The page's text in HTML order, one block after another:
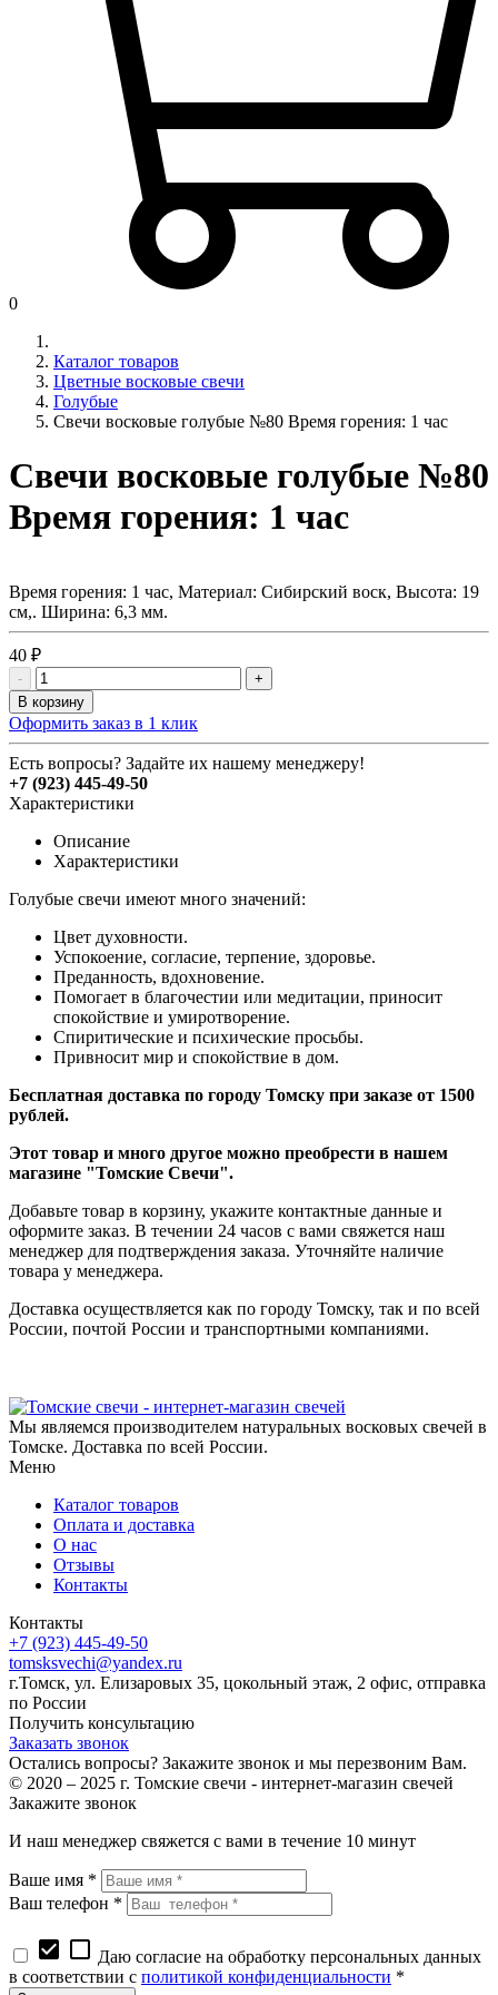
0
Каталог товаров
Цветные восковые свечи
Голубые
Свечи восковые голубые №80 Время горения: 1 час
Свечи восковые голубые №80
Время горения: 1 час
Время горения: 1 час, Материал: Сибирский воск, Высота: 19
см,. Ширина: 6,3 мм.
40 ₽
-
+
В корзину
Оформить заказ в 1 клик
Есть вопросы? Задайте их нашему менеджеру!
+7 (923) 445-49-50
Характеристики
Описание
Характеристики
Голубые свечи имеют много значений:
Цвет духовности.
Успокоение, согласие, терпение, здоровье.
Преданность, вдохновение.
Помогает в благочестии или медитации, приносит
спокойствие и умиротворение.
Спиритические и психические просьбы.
Привносит мир и спокойствие в дом.
Бесплатная доставка по городу Томску при заказе от 1500
рублей.
Этот товар и много другое можно преобрести в нашем
магазине "Томские Свечи".
Добавьте товар в корзину, укажите контактные данные и
оформите заказ. В течении 24 часов с вами свяжется наш
менеджер для подтверждения заказа. Уточняйте наличие
товара у менеджера.
Доставка осуществляется как по городу Томску, так и по всей
России, почтой России и транспортными компаниями.
Мы являемся производителем натуральных восковых свечей в
Томске. Доставка по всей России.
Меню
Каталог товаров
Оплата и доставка
О нас
Отзывы
Контакты
Контакты
+7 (923) 445-49-50
tomsksvechi@yandex.ru
г.Томск, ул. Елизаровых 35, цокольный этаж, 2 офис, отправка
по России
Получить консультацию
Заказать звонок
Остались вопросы? Закажите звонок и мы перезвоним Вам.
© 2020 – 2025 г. Томские свечи - интернет-магазин свечей
Закажите звонок
И наш менеджер свяжется с вами в течение 10 минут
Ваше имя *
Ваш телефон *
check_box check_box_outline_blank Даю согласие на обработку персональных данных
в соответствии с политикой конфиденциальности *